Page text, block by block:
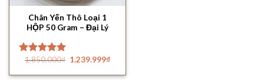
Chân Yến Thô Loại 1
HỘP 50 Gram – Đại Lý
Được xếp
1.850.000₫ Giá
là:
1.239.999₫Giá
tại